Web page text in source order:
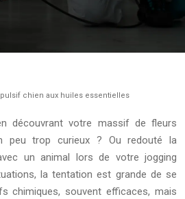
chien aux huiles essentielles
découvrant votre massif de fleurs
peu trop curieux ? Ou redouté la
un animal lors de votre jogging
la tentation est grande de se
chimiques, souvent efficaces, mais